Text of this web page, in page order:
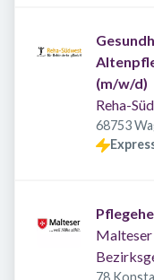
(m/w/d)
Reha-
68753
78